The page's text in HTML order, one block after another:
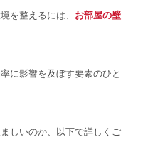
を整えるには、 お部屋の壁
に影響を及ぼす要素のひと
しいのか、以下で詳しくご